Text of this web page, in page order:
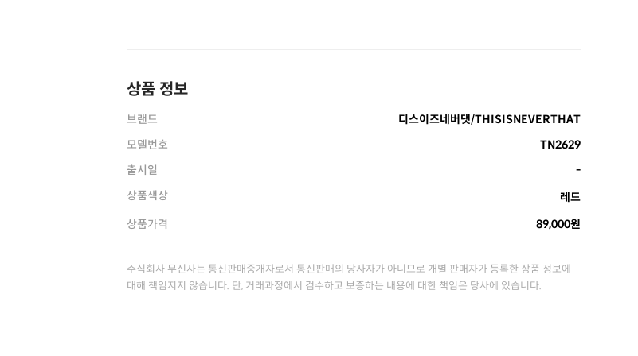
상품 정보
브랜드
디스이즈네버댓/THISISNEVERTHAT
모델번호
TN2629
출시일
-
상품색상
레드
상품가격
89,000원
주식회사 무신사는 통신판매중개자로서 통신판매의 당사자가 아니므로 개별 판매자가 등록한 상품 정보에
대해 책임지지 않습니다. 단, 거래과정에서 검수하고 보증하는 내용에 대한 책임은 당사에 있습니다.